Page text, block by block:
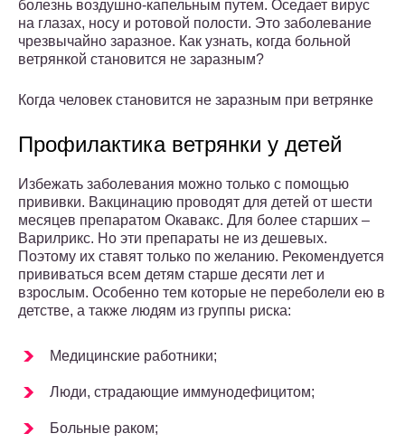
болезнь воздушно-капельным путем. Оседает вирус
на глазах, носу и ротовой полости. Это заболевание
чрезвычайно заразное. Как узнать, когда больной
ветрянкой становится не заразным?
Когда человек становится не заразным при ветрянке
Профилактика ветрянки у детей
Избежать заболевания можно только с помощью
прививки. Вакцинацию проводят для детей от шести
месяцев препаратом Окавакс. Для более старших –
Варилрикс. Но эти препараты не из дешевых.
Поэтому их ставят только по желанию. Рекомендуется
прививаться всем детям старше десяти лет и
взрослым. Особенно тем которые не переболели ею в
детстве, а также людям из группы риска:
Медицинские работники;
Люди, страдающие иммунодефицитом;
Больные раком;